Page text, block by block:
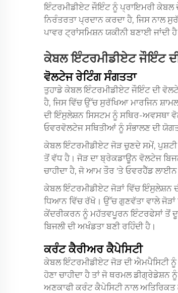
ਇੰਟਰਮੀਡੀਏਟ ਜੌਇੰਟ ਨੂੰ ਪ੍ਰਾਇਮਰੀ ਕੇਬਲ ਦੇ
ਨਿਰੰਤਰਤਾ ਪ੍ਰਦਾਨ ਕਰਦਾ ਹੈ, ਜਿਸ ਨਾਲ
ਪਾਵਰ ਟ੍ਰਾਂਸਮਿਸ਼ਨ ਯਕੀਨੀ ਬਣਾਈ ਜਾਂਦੀ
ਕੇਬਲ ਇੰਟਰਮੀਡੀਏਟ ਜੌਇੰਟ
ਵੋਲਟੇਜ ਰੇਟਿੰਗ ਸੰਗਤਤਾ
ਤੁਹਾਡੇ ਕੇਬਲ ਇੰਟਰਮੀਡੀਏਟ ਜੌਇੰਟ ਦੀ
ਹੈ, ਜਿਸ ਵਿੱਚ ਉੱਚ ਸੁਰੱਖਿਆ ਮਾਰਜਿਨ
ਦੀ ਇੰਸੁਲੇਸ਼ਨ ਸਿਸਟਮ ਨੂੰ ਸਥਿਰ-ਅਵਸਥਾ
ਓਵਰਵੋਲਟੇਜ ਸਥਿਤੀਆਂ ਨੂੰ ਸੰਭਾਲਣ ਦੀ ਯੋਗਤਾ
ਕੇਬਲ ਇੰਟਰਮੀਡੀਏਟ ਜੋੜ ਚੁਣਦੇ ਸਮੇਂ, ਪੁਸ਼ਟੀ
ਤੋਂ ਵੱਧ ਹੈ। ਜੋੜ ਦਾ ਬ੍ਰੇਕਡਾਊਨ ਵੋਲਟੇਜ
ਚਾਹੀਦਾ ਹੈ, ਜੋ ਆਮ ਤੌਰ 'ਤੇ ਓਵਰਹੈੱਡ
ਕੇਬਲ ਇੰਟਰਮੀਡੀਏਟ ਜੋੜਾਂ ਵਿੱਚ ਇੰਸੁਲੇਸ਼ਨ
ਧਿਆਨ ਵਿੱਚ ਰੱਖੋ। ਉੱਚ ਗੁਣਵੱਤਾ ਵਾਲੇ ਜੋੜਾਂ
ਕੇਂਦਰੀਕਰਨ ਨੂੰ ਮਹੱਤਵਪੂਰਨ ਇੰਟਰਫੇਸਾਂ ਤੋਂ
ਬਿਜਲੀ ਦੀ ਅਖੰਡਤਾ ਬਣੀ ਰਹਿੰਦੀ ਹੈ।
ਕਰੰਟ ਕੈਰੀਅਰ ਕੈਪੇਸਿਟੀ
ਕੇਬਲ ਇੰਟਰਮੀਡੀਏਟ ਜੋੜ ਦੀ ਐਮਪੈਸਿਟੀ ਨੂੰ
ਹੋਣਾ ਚਾਹੀਦਾ ਹੈ ਤਾਂ ਜੋ ਥਰਮਲ
ਅਣਕਾਫੀ ਕਰੰਟ ਕੈਪੇਸਿਟੀ ਨਾਲ